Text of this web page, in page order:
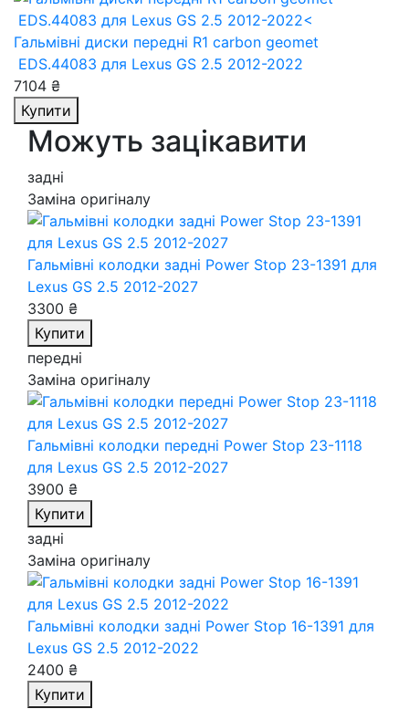
Гальмівні диски передні R1 carbon geomet
EDS.44083 для Lexus GS 2.5 2012-2022
7104 ₴
Купити
Можуть зацікавити
задні
Заміна оригіналу
Гальмівні колодки задні Power Stop 23-1391 для
Lexus GS 2.5 2012-2027
3300 ₴
Купити
передні
Заміна оригіналу
Гальмівні колодки передні Power Stop 23-1118
для Lexus GS 2.5 2012-2027
3900 ₴
Купити
задні
Заміна оригіналу
Гальмівні колодки задні Power Stop 16-1391 для
Lexus GS 2.5 2012-2022
2400 ₴
Купити